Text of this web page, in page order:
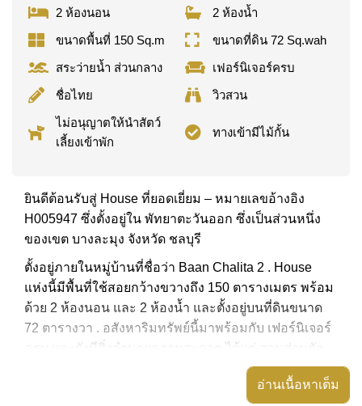
2 ห้องนอน
2 ห้องน้ำ
ขนาดพื้นที่ 150 Sq.m
ขนาดที่ดิน 72 Sq.wah
สระว่ายน้ำ ส่วนกลาง
เฟอร์นิเจอร์ครบ
ชื่อไทย
วิวสวน
ไม่อนุญาตให้นำสัตว์
เลี้ยงเข้าพัก
ทางเข้ามีไม้กั้น
ยินดีต้อนรับสู่ House ที่ยอดเยี่ยม – หมายเลขอ้างอิง
H005947 ซึ่งตั้งอยู่ใน พัทยาตะวันออก ซึ่งเป็นส่วนหนึ่ง
ของเขต บางละมุง จังหวัด ชลบุรี
ตั้งอยู่ภายในหมู่บ้านที่ชื่อว่า Baan Chalita 2 . House
แห่งนี้มีพื้นที่ใช้สอยกว้างขวางถึง 150 ตารางเมตร พร้อม
ด้วย 2 ห้องนอน และ 2 ห้องน้ำ และตั้งอยู่บนที่ดินขนาด
72 ตารางวา . อสังหาริมทรัพย์นี้มาพร้อมกับ เฟอร์นิเจอร์
ครบ และยังมีสิ่งอำนวยความสะดวก ได้แก่ สวนส่วนตัว,
ระเบียงกลางแจ้งที่มีหลังคา, ประตูรั่วไฟฟ้า,
อสังหาริมทรัพย์นี้สามารถใช้ สระว่ายน้ำ ส่วนกลาง ได้
อ่านเนื้อหาเต็ม